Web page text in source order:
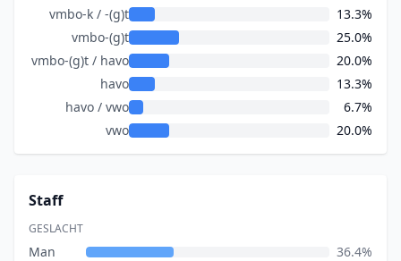
vmbo-k / -(g)t
13.3%
vmbo-(g)t
25.0%
vmbo-(g)t / havo
20.0%
havo
13.3%
havo / vwo
6.7%
vwo
20.0%
Staff
GESLACHT
Man
36.4%